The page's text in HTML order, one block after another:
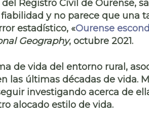
Registro Civil de Ourense,
y no parece que una
estadístico, «Ourense
Geography, octubre 2021.
de vida del entorno rural ,
las últimas décadas de vida.
investigando acerca de
alocado estilo de vida.